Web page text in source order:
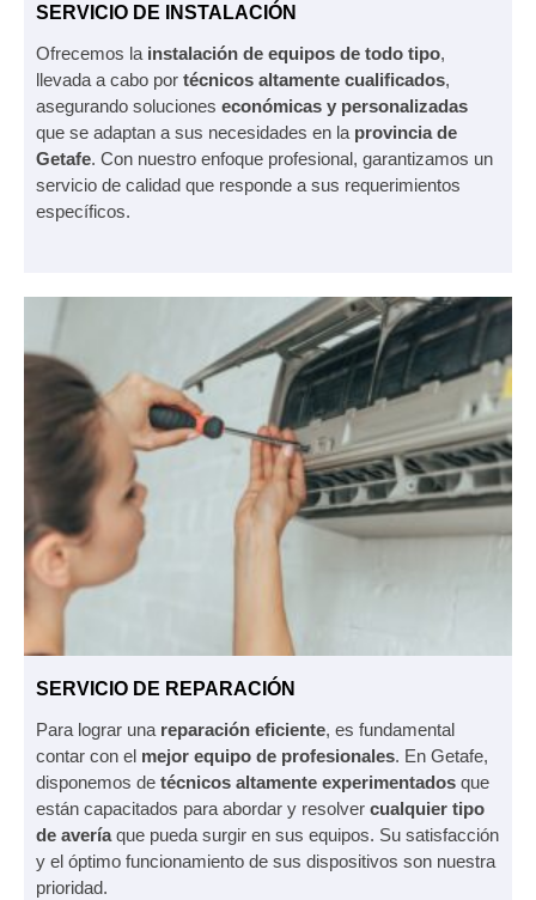
SERVICIO DE INSTALACIÓN
Ofrecemos la instalación de equipos de todo tipo,
llevada a cabo por técnicos altamente cualificados,
asegurando soluciones económicas y personalizadas
que se adaptan a sus necesidades en la provincia de
Getafe. Con nuestro enfoque profesional, garantizamos un
servicio de calidad que responde a sus requerimientos
específicos.
SERVICIO DE REPARACIÓN
Para lograr una reparación eficiente, es fundamental
contar con el mejor equipo de profesionales. En Getafe,
disponemos de técnicos altamente experimentados que
están capacitados para abordar y resolver cualquier tipo
de averíaque pueda surgir en sus equipos. Su satisfacción
y el óptimo funcionamiento de sus dispositivos son nuestra
prioridad.